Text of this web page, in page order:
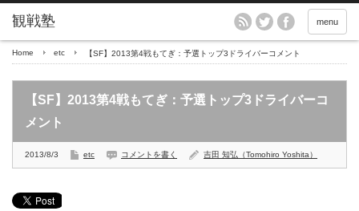
menu
Home etc 【SF】2013第4戦もてぎ：予選トップ3ドライバーコメント
【SF】2013第4戦もてぎ：予選トップ3ドライバーコ
メント
2013/8/3 etc コメントを書く 吉田 知弘（Tomohiro Yoshita）